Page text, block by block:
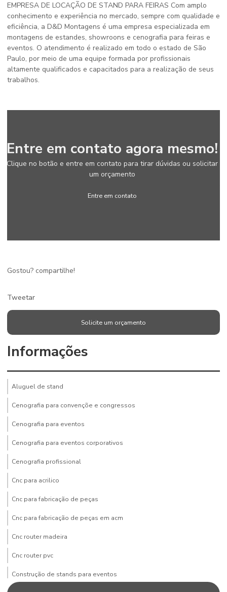
EMPRESA DE LOCAÇÃO DE STAND PARA FEIRAS Com amplo
conhecimento e experiência no mercado, sempre com qualidade e
eficiência, a D&D Montagens é uma empresa especializada em
montagens de estandes, showroons e cenografia para feiras e
eventos. O atendimento é realizado em todo o estado de São
Paulo, por meio de uma equipe formada por profissionais
altamente qualificados e capacitados para a realização de seus
trabalhos.
Entre em contato agora mesmo!
Clique no botão e entre em contato para tirar dúvidas ou solicitar
um orçamento
Entre em contato
Gostou? compartilhe!
Tweetar
Solicite um orçamento
Informações
Aluguel de stand
Cenografia para convençõe e congressos
Cenografia para eventos
Cenografia para eventos corporativos
Cenografia profissional
Cnc para acrilico
Cnc para fabricação de peças
Cnc para fabricação de peças em acm
Cnc router madeira
Cnc router pvc
Construção de stands para eventos